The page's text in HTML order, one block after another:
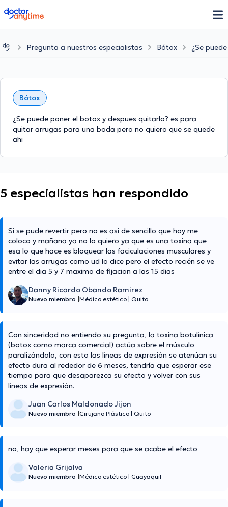
doctoranytime
Pregunta a nuestros especialistas Bótox ¿Se
Bótox
¿Se puede poner el botox y despues quitarlo? es para
quitar arrugas para una boda pero no quiero que se quede
ahi
5 especialistas han respondido
Si se pude revertir pero no es asi de sencillo que hoy me
coloco y mañana ya no lo quiero ya que es una toxina que
esa lo que hace es bloquear las faciculaciones musculares y
evitar las arrugas como ud lo dice pero el efecto recién se ve
entre el dia 5 y 7 maximo de fijacion a las 15 dias
Danny Ricardo Obando Ramirez
Nuevo miembro Médico estético Quito
Con sinceridad no entiendo su pregunta, la toxina botulínica
(botox como marca comercial) actúa sobre el músculo
paralizándolo, con esto las líneas de expresión se atenúan su
efecto dura al rededor de 6 meses, tendría que esperar ese
tiempo para que desaparezca su efecto y volver con sus
líneas de expresión.
Juan Carlos Maldonado Jijon
Nuevo miembro Cirujano Plástico Quito
no, hay que esperar meses para que se acabe el efecto
Valeria Grijalva
Nuevo miembro Médico estético Guayaquil